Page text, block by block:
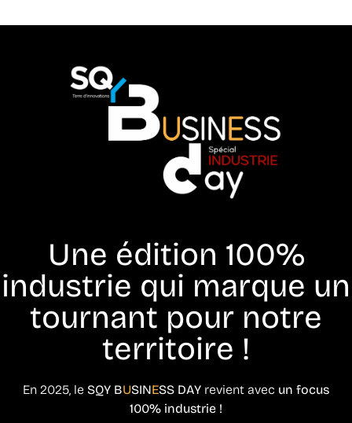
Une édition 100%
industrie qui marque un
tournant pour notre
territoire !
En 2025, le SQY BUSINESS DAY revient avec un focus
100% industrie !